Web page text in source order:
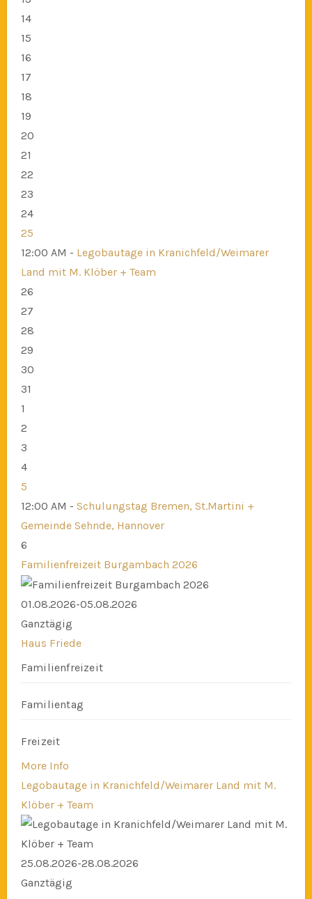
14
15
16
17
18
19
20
21
22
23
24
25
12:00 AM - Legobautage in Kranichfeld/Weimarer
Land mit M. Klöber + Team
26
27
28
29
30
31
1
2
3
4
5
12:00 AM - Schulungstag Bremen, St.Martini +
Gemeinde Sehnde, Hannover
6
Familienfreizeit Burgambach 2026
01.08.2026-05.08.2026
Ganztägig
Haus Friede
Familienfreizeit
Familientag
Freizeit
More Info
Legobautage in Kranichfeld/Weimarer Land mit M.
Klöber + Team
25.08.2026-28.08.2026
Ganztägig